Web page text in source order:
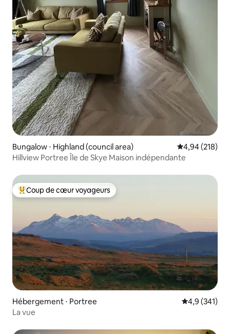
Bungalow ⋅ Highland (council area) Évaluation
4,94 (218)
Hillview Portree Île de Skye Maison indépendante
Coups de cœur voyageurs les plus appréciés
Coup de cœur voyageurs
Hébergement ⋅ Portree Évaluation
4,9 (341)
La vue